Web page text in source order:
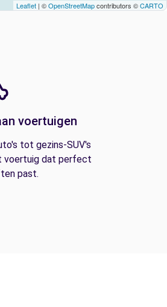
Leaflet | ©OpenStreetMapcontributors ©CARTO
voertuigen
tot gezins-SUV's
voertuig dat perfect
past.